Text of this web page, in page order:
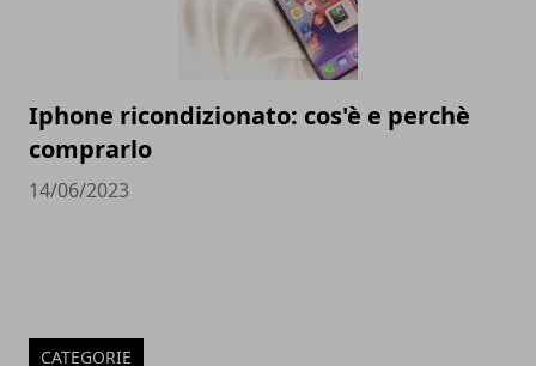
Iphone ricondizionato: cos'è e perchè
comprarlo
14/06/2023
CATEGORIE